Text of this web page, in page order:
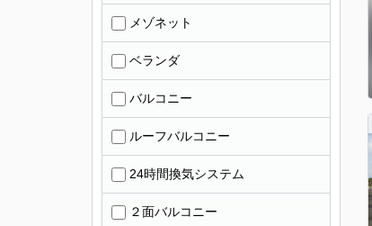
メゾネット
ベランダ
バルコニー
ルーフバルコニー
24時間換気システム
２面バルコニー